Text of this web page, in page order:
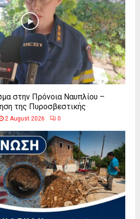
στην Πρόνοια Ναυπλίου –
της Πυροσβεστικής
2 August 2026 0